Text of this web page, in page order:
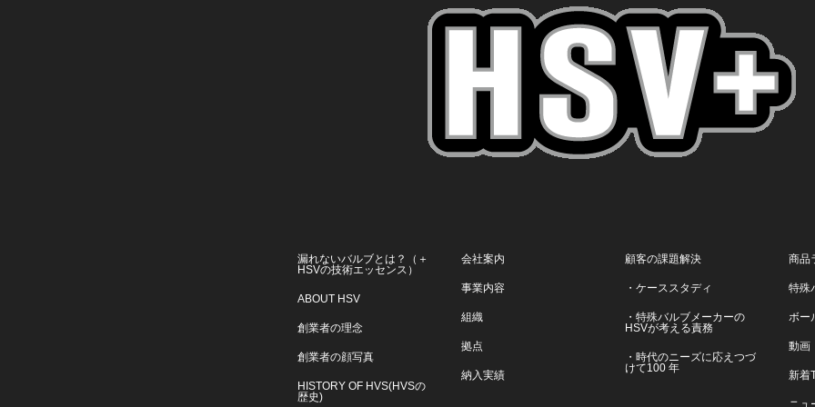
漏れないバルブとは？（＋
HSVの技術エッセンス）
ABOUT HSV
創業者の理念
創業者の顔写真
HISTORY OF HVS(HVSの
歴史)
会社案内
事業内容
組織
拠点
納入実績
顧客の課題解決
・ケーススタディ
・特殊バルブメーカーの
HSVが考える責務
・時代のニーズに応えつづ
けて100 年
商品
特殊
ボー
動画
新着
ニュ